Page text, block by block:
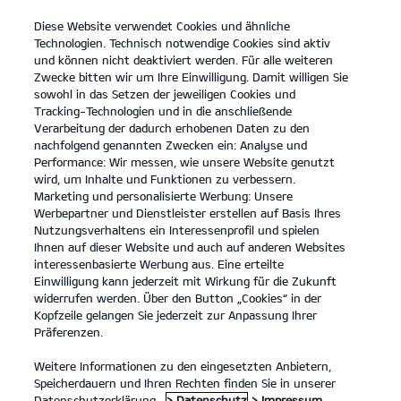
open
menu
KONTAKT
... ANGEBOTE
KIA SERVICEANGEBOTE
Angebote
Unsere Service Angebote.
Wir haben eine Reihe von Service Angeboten für Kia Besitzer,
Diese Website verwendet Cookies und ähnliche
Technologien. Technisch notwendige Cookies sind aktiv
und können nicht deaktiviert werden. Für alle weiteren
Zwecke bitten wir um Ihre Einwilligung. Damit willigen Sie
sowohl in das Setzen der jeweiligen Cookies und
Tracking-Technologien und in die anschließende
Verarbeitung der dadurch erhobenen Daten zu den
nachfolgend genannten Zwecken ein: Analyse und
Performance: Wir messen, wie unsere Website genutzt
wird, um Inhalte und Funktionen zu verbessern.
Marketing und personalisierte Werbung: Unsere
Werbepartner und Dienstleister erstellen auf Basis Ihres
Nutzungsverhaltens ein Interessenprofil und spielen
Ihnen auf dieser Website und auch auf anderen Websites
interessenbasierte Werbung aus. Eine erteilte
Einwilligung kann jederzeit mit Wirkung für die Zukunft
widerrufen werden. Über den Button „Cookies“ in der
Kopfzeile gelangen Sie jederzeit zur Anpassung Ihrer
Präferenzen.
Weitere Informationen zu den eingesetzten Anbietern,
Speicherdauern und Ihren Rechten finden Sie in unserer